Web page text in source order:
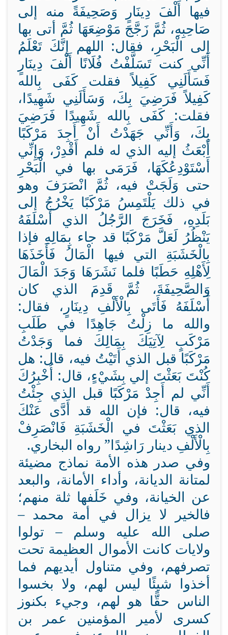
فيها أَلْفَ دِينَارٍ وَصَحِيفَةً منه إلى
صَاحِبِهِ، ثُمَّ زَجَّجَ مَوْضِعَهَا ثُمَّ أتى بها
إلى الْبَحْرِ، فقال: اللهم إِنَّكَ تَعْلَمُ
أَنِّي كنت تَسَلَّفْتُ فُلَانًا أَلْفَ دِينَارٍ
فَسَأَلَنِي كَفِيلاً فقلت كَفَى بِالله
كَفِيلاً فَرَضِيَ بِكَ، وَسَأَلَنِي شَهِيدًا،
فقلت: كَفَى بِالله شَهِيدًا فَرَضِيَ
بِكَ، وَأَنِّي جَهَدْتُ أَنْ أَجِدَ مَرْكَبًا
أَبْعَثُ إليه الذي له فلم أَقْدِرْ، وَإِنِّي
أَسْتَوْدِعُكَهَا، فَرَمَى بها في الْبَحْرِ
حتى وَلَجَتْ فيه، ثُمَّ انْصَرَفَ وهو
في ذلك يَلْتَمِسُ مَرْكَبًا يَخْرُجُ إلى
بَلَدِهِ، فَخَرَجَ الرَّجُلُ الذي أَسْلَفَهُ
يَنْظُرُ لَعَلَّ مَرْكَبًا قد جاء بِمَالِهِ فإذا
بِالْخَشَبَةِ التي فيها الْمَالُ فَأَخَذَهَا
لِأَهْلِهِ حَطَبًا فلما نَشَرَهَا وَجَدَ الْمَالَ
وَالصَّحِيفَةَ، ثُمَّ قَدِمَ الذي كان
أَسْلَفَهُ فَأَتَى بِالْأَلْفِ دِينَارٍ، فقال:
والله ما زِلْتُ جَاهِدًا في طَلَبِ
مَرْكَبٍ لِآتِيَكَ بِمَالِكَ فما وَجَدْتُ
مَرْكَبًا قبل الذي أَتَيْتُ فيه، قال: هل
كُنْتَ بَعَثْتَ إلي بِشَيْءٍ، قال: أُخْبِرُكَ
أَنِّي لم أَجِدْ مَرْكَبًا قبل الذي جِئْتُ
فيه، قال: فإن الله قد أَدَّى عَنْكَ
الذي بَعَثْتَ في الْخَشَبَةِ فَانْصَرِفْ
بِالْأَلْفِ دينار رَاشِدًا” رواه البخاري.
وفي صدر هذه الأمة نماذج مضيئة
لمتانة الديانة، وأداء الأمانة، والبعد
عن الخيانة، وفي خَلَفها ثلة منهم؛
فالخير لا يزال في أمة محمد –
صلى الله عليه وسلم – تولوا
ولايات كانت الأموال العظيمة تحت
تصرفهم، وفي متناول أيديهم فما
أخذوا شيئًا ليس لهم، ولا بخسوا
الناس حقًّا هو لهم، وجيء بكنوز
كسرى لأمير المؤمنين عمر بن